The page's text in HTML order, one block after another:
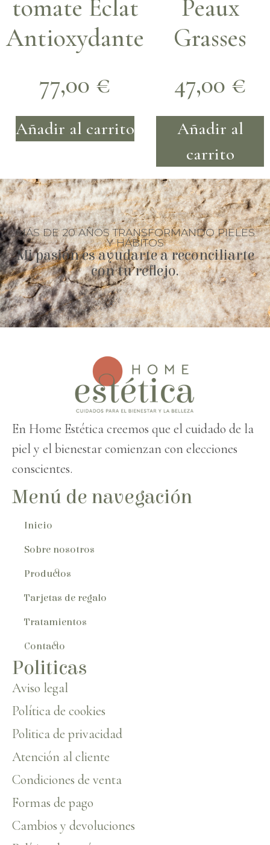
tomate Éclat
Antioxydante
77,00 €
Añadir al carrito
Peaux
Grasses
47,00 €
Añadir al
carrito
MÁS DE 20 AÑOS TRANSFORMANDO PIELES
Y HÁBITOS
Mi pasión es ayudarte a reconciliarte
con tu reflejo.
En Home Estética creemos que el cuidado de la
piel y el bienestar comienzan con elecciones
conscientes.
Menú de navegación
Inicio
Sobre nosotros
Productos
Tarjetas de regalo
Tratamientos
Contacto
Politicas
Aviso legal
Política de cookies
Politica de privacidad
Atención al cliente
Condiciones de venta
Formas de pago
Cambios y devoluciones